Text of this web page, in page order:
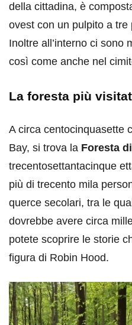
della cittadina, è
ovest con un pulpito a
Inoltre all’interno ci sono
così come anche nel
La foresta più
A circa centocinquasette
Bay, si trova la Foresta
trecentosettantacinque
più di trecento mila
querce secolari, tra le
dovrebbe avere circa
potete scoprire le storie
figura di Robin Hood.